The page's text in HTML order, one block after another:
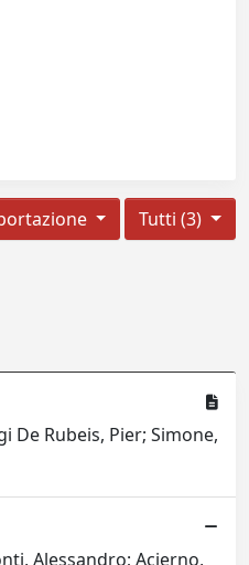
Tutti (3)
De Rubeis, Pier; Simone,
Alessandro; Acierno,